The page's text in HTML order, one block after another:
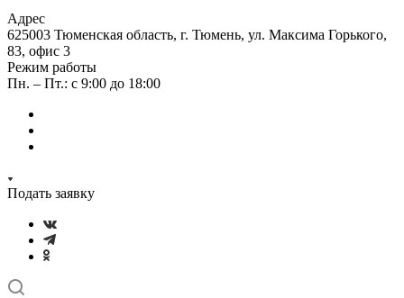
Адрес
625003 Тюменская область, г. Тюмень, ул. Максима Горького,
83, офис 3
Режим работы
Пн. – Пт.: с 9:00 до 18:00
Подать заявку